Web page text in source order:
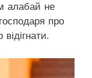
алабай не
про